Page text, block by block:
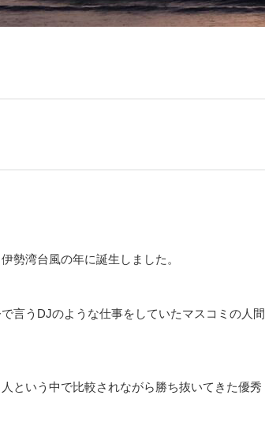
勢湾台風の年に誕生しました。
言うDJのような仕事をしていたマスコミの人間
という中で比較されながら勝ち抜いてきた優秀